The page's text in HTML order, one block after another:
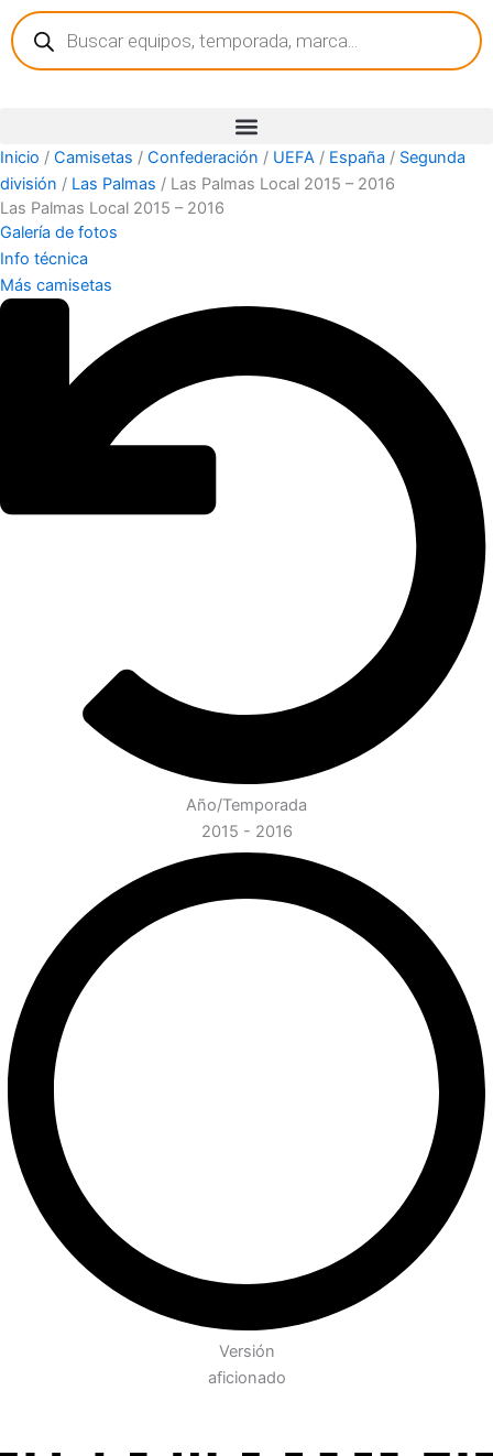
contenido
Búsqueda
de
productos
Inicio / Camisetas / Confederación / UEFA / España / Segunda
división / Las Palmas / Las Palmas Local 2015 – 2016
Las Palmas Local 2015 – 2016
Galería de fotos
Info técnica
Más camisetas
Año/Temporada
2015 - 2016
Versión
aficionado